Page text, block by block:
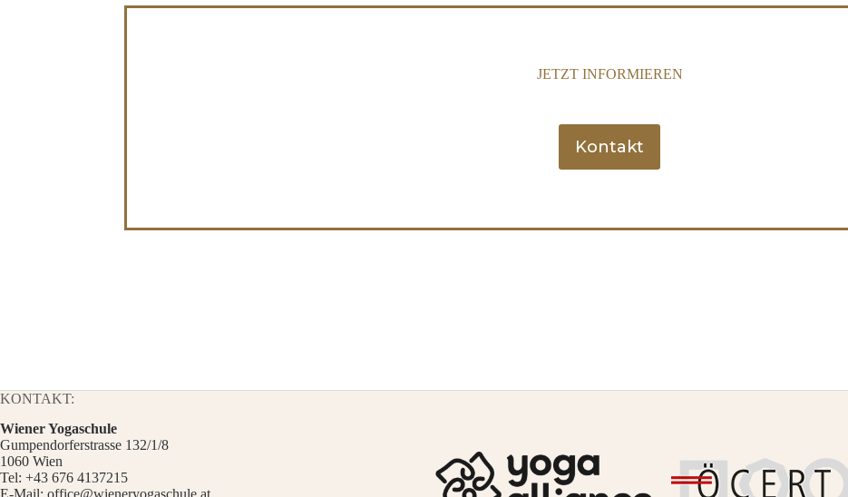
JETZT INFORMIEREN
Kontakt
KONTAKT:
Wiener Yogaschule
Gumpendorferstrasse 132/1/8
1060 Wien
Tel: +43 676 4137215
E-Mail: office@wieneryogaschule.at